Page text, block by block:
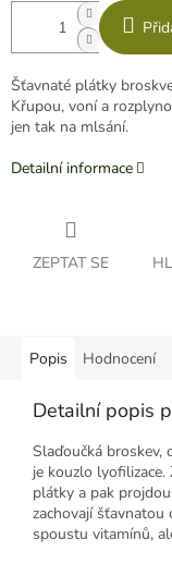
Šťavnaté plátky
Křupou, voní a
jen tak na mlsání.
Detailní informace
ZEPTAT SE
Popis Hodnocení
Detailní popis
Slaďoučká broskev,
je kouzlo
plátky a pak
zachovají šťavnatou
spoustu vitamínů,